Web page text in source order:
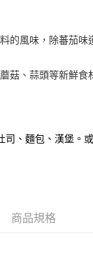
以上)免運費
的風味，除蕃茄味
菇、蒜頭等新鮮食
司、麵包、漢堡。
商品規格